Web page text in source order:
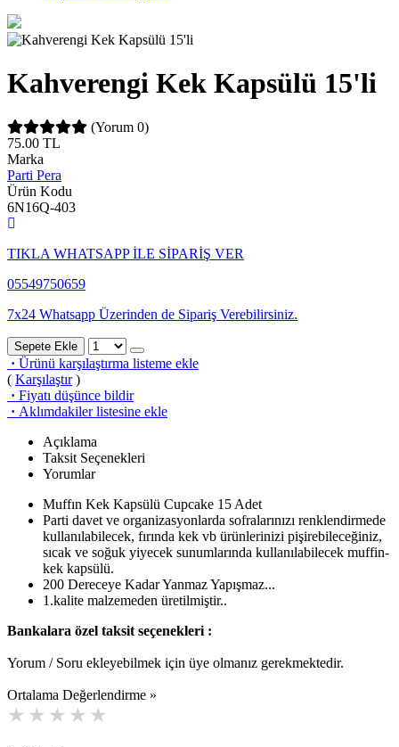
Kahverengi Kek Kapsülü 15'li
(Yorum 0)
75.00 TL
Marka
Parti Pera
Ürün Kodu
6N16Q-403
TIKLA WHATSAPP İLE SİPARİŞ VER
05549750659
7x24 Whatsapp Üzerinden de Sipariş Verebilirsiniz.
Sepete Ekle
· Ürünü karşılaştırma listeme ekle
( Karşılaştır)
· Fiyatı düşünce bildir
· Aklımdakiler listesine ekle
Açıklama
Taksit Seçenekleri
Yorumlar
Muffın Kek Kapsülü Cupcake 15 Adet
Parti davet ve organizasyonlarda sofralarınızı renklendirmede
kullanılabilecek, fırında kek vb ürünlerinizi pişirebileceğiniz,
sıcak ve soğuk yiyecek sunumlarında kullanılabilecek muffin-
kek kapsülü.
200 Dereceye Kadar Yanmaz Yapışmaz...
1.kalite malzemeden üretilmiştir..
Bankalara özel taksit seçenekleri :
Yorum / Soru ekleyebilmek için üye olmanız gerekmektedir.
Ortalama Değerlendirme »